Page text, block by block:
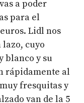
a poder
para el
Lidl nos
cuyo
blanco y su
rápidamente al
fresquitas y
van de la 5